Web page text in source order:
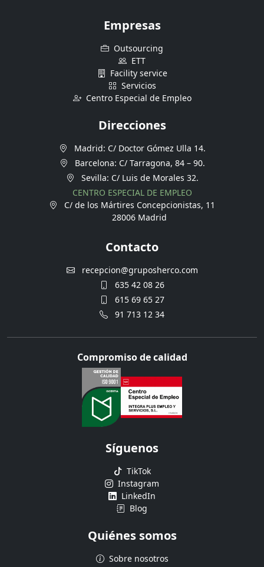
Empresas
Outsourcing
ETT
Facility service
Servicios
Centro Especial de Empleo
Direcciones
Madrid: C/ Doctor Gómez Ulla 14.
Barcelona: C/ Tarragona, 84 – 90.
Sevilla: C/ Luis de Morales 32.
CENTRO ESPECIAL DE EMPLEO
C/ de los Mártires Concepcionistas, 11
28006 Madrid
Contacto
recepcion@gruposherco.com
635 42 08 26
615 69 65 27
91 713 12 34
Compromiso de calidad
Síguenos
TikTok
Instagram
LinkedIn
Blog
Quiénes somos
Sobre nosotros